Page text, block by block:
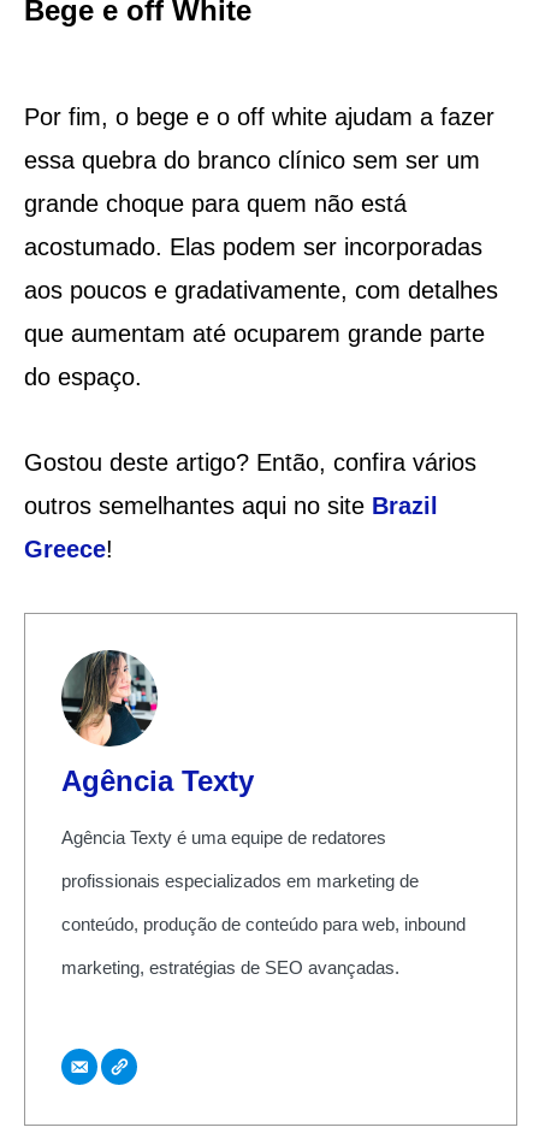
Bege e off White
Por fim, o bege e o off white ajudam a fazer
essa quebra do branco clínico sem ser um
grande choque para quem não está
acostumado. Elas podem ser incorporadas
aos poucos e gradativamente, com detalhes
que aumentam até ocuparem grande parte
do espaço.
Gostou deste artigo? Então, confira vários
outros semelhantes aqui no site Brazil
Greece!
Agência Texty
Agência Texty é uma equipe de redatores
profissionais especializados em marketing de
conteúdo, produção de conteúdo para web, inbound
marketing, estratégias de SEO avançadas.